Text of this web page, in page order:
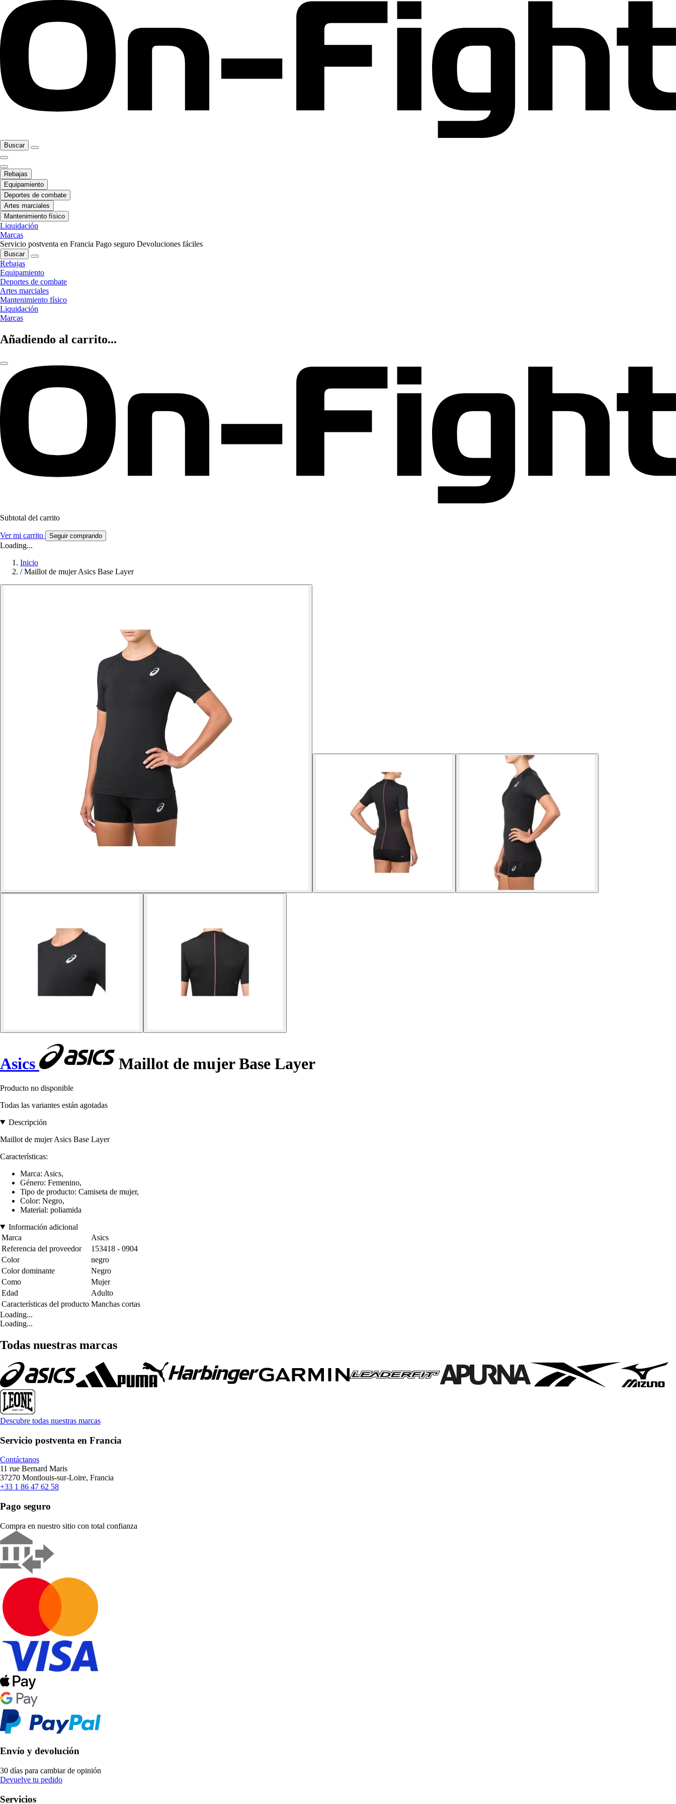
Buscar
Rebajas
Equipamiento
Deportes de combate
Artes marciales
Mantenimiento físico
Liquidación
Marcas
Servicio postventa en Francia Pago seguro Devoluciones fáciles
Buscar
Rebajas
Equipamiento
Deportes de combate
Artes marciales
Mantenimiento físico
Liquidación
Marcas
Añadiendo al carrito...
Subtotal del carrito
Ver mi carrito Seguir comprando
Loading...
Inicio
/ Maillot de mujer Asics Base Layer
Asics Maillot de mujer Base Layer
Producto no disponible
Todas las variantes están agotadas
Descripción
Maillot de mujer Asics Base Layer
Características:
Marca: Asics,
Género: Femenino,
Tipo de producto: Camiseta de mujer,
Color: Negro,
Material: poliamida
Información adicional
Marca
Asics
Referencia del proveedor
153418 - 0904
Color
negro
Color dominante
Negro
Como
Mujer
Edad
Adulto
Características del producto Manchas cortas
Loading...
Loading...
Todas nuestras marcas
Descubre todas nuestras marcas
Servicio postventa en Francia
Contáctanos
11 rue Bernard Maris
37270 Montlouis-sur-Loire, Francia
+33 1 86 47 62 58
Pago seguro
Compra en nuestro sitio con total confianza
Envío y devolución
30 días para cambiar de opinión
Devuelve tu pedido
Servicios